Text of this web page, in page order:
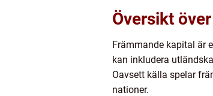
Översikt
Främmande kapital är
kan inkludera
Oavsett källa spelar
nationer.